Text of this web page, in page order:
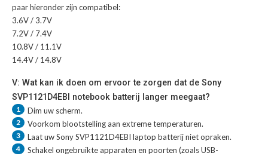
paar hieronder zijn compatibel:
3.6V / 3.7V
7.2V / 7.4V
10.8V / 11.1V
14.4V / 14.8V
V: Wat kan ik doen om ervoor te zorgen dat de Sony
SVP1121D4EBI notebook batterij langer meegaat?
1 Dim uw scherm.
2 Voorkom blootstelling aan extreme temperaturen.
3 Laat uwSony SVP1121D4EBI laptop batterijniet opraken.
4
Schakel ongebruikte apparaten en poorten (zoals USB-